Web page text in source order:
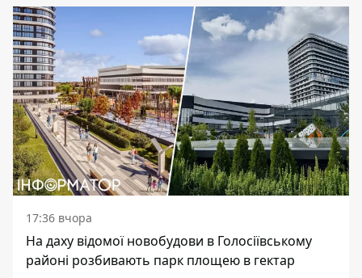
17:36 вчора
На даху відомої новобудови в Голосіївському
районі розбивають парк площею в гектар